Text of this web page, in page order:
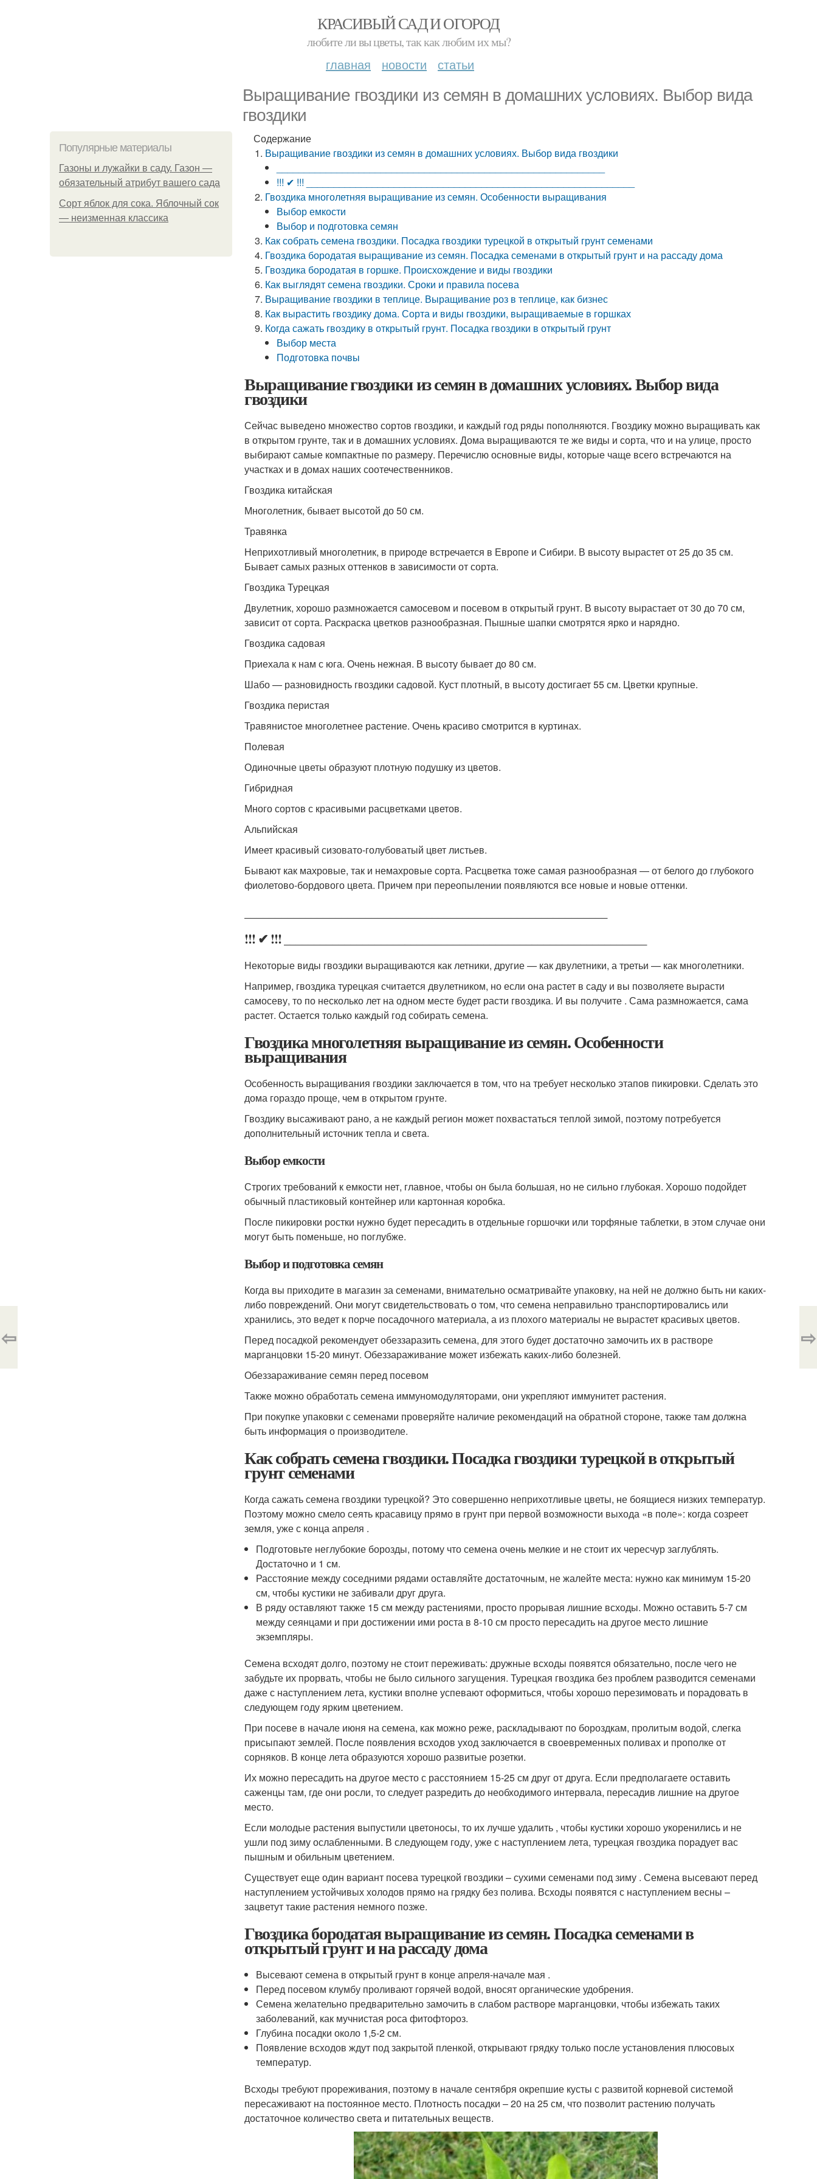
КРАСИВЫЙ САД И ОГОРОД
любите ли вы цветы, так как любим их мы?
главная новости статьи
Выращивание гвоздики из семян в домашних условиях. Выбор вида
гвоздики
Популярные материалы
Газоны и лужайки в саду. Газон —
обязательный атрибут вашего сада
Сорт яблок для сока. Яблочный сок
— неизменная классика
Содержание
Выращивание гвоздики из семян в домашних условиях. Выбор вида гвоздики
!!! ✔ !!! ____________________________________________________________
Гвоздика многолетняя выращивание из семян. Особенности выращивания
Выбор емкости
Выбор и подготовка семян
Как собрать семена гвоздики. Посадка гвоздики турецкой в открытый грунт семенами
Гвоздика бородатая выращивание из семян. Посадка семенами в открытый грунт и на рассаду дома
Гвоздика бородатая в горшке. Происхождение и виды гвоздики
Как выглядят семена гвоздики. Сроки и правила посева
Выращивание гвоздики в теплице. Выращивание роз в теплице, как бизнес
Как вырастить гвоздику дома. Сорта и виды гвоздики, выращиваемые в горшках
Когда сажать гвоздику в открытый грунт. Посадка гвоздики в открытый грунт
Выбор места
Подготовка почвы
Выращивание гвоздики из семян в домашних условиях. Выбор вида
гвоздики
Сейчас выведено множество сортов гвоздики, и каждый год ряды пополняются. Гвоздику можно выращивать как
в открытом грунте, так и в домашних условиях. Дома выращиваются те же виды и сорта, что и на улице, просто
выбирают самые компактные по размеру. Перечислю основные виды, которые чаще всего встречаются на
участках и в домах наших соотечественников.
Гвоздика китайская
Многолетник, бывает высотой до 50 см.
Травянка
Неприхотливый многолетник, в природе встречается в Европе и Сибири. В высоту вырастет от 25 до 35 см.
Бывает самых разных оттенков в зависимости от сорта.
Гвоздика Турецкая
Двулетник, хорошо размножается самосевом и посевом в открытый грунт. В высоту вырастает от 30 до 70 см,
зависит от сорта. Раскраска цветков разнообразная. Пышные шапки смотрятся ярко и нарядно.
Гвоздика садовая
Приехала к нам с юга. Очень нежная. В высоту бывает до 80 см.
Шабо — разновидность гвоздики садовой. Куст плотный, в высоту достигает 55 см. Цветки крупные.
Гвоздика перистая
Травянистое многолетнее растение. Очень красиво смотрится в куртинах.
Полевая
Одиночные цветы образуют плотную подушку из цветов.
Гибридная
Много сортов с красивыми расцветками цветов.
Альпийская
Имеет красивый сизовато-голубоватый цвет листьев.
Бывают как махровые, так и немахровые сорта. Расцветка тоже самая разнообразная — от белого до глубокого
фиолетово-бордового цвета. Причем при переопылении появляются все новые и новые оттенки.
!!! ✔ !!! ____________________________________________________________
Некоторые виды гвоздики выращиваются как летники, другие — как двулетники, а третьи — как многолетники.
Например, гвоздика турецкая считается двулетником, но если она растет в саду и вы позволяете вырасти
самосеву, то по несколько лет на одном месте будет расти гвоздика. И вы получите . Сама размножается, сама
растет. Остается только каждый год собирать семена.
Гвоздика многолетняя выращивание из семян. Особенности
выращивания
Особенность выращивания гвоздики заключается в том, что на требует несколько этапов пикировки. Сделать это
дома гораздо проще, чем в открытом грунте.
Гвоздику высаживают рано, а не каждый регион может похвастаться теплой зимой, поэтому потребуется
дополнительный источник тепла и света.
Выбор емкости
Строгих требований к емкости нет, главное, чтобы он была большая, но не сильно глубокая. Хорошо подойдет
обычный пластиковый контейнер или картонная коробка.
После пикировки ростки нужно будет пересадить в отдельные горшочки или торфяные таблетки, в этом случае они
могут быть поменьше, но поглубже.
Выбор и подготовка семян
Когда вы приходите в магазин за семенами, внимательно осматривайте упаковку, на ней не должно быть ни каких-
либо повреждений. Они могут свидетельствовать о том, что семена неправильно транспортировались или
хранились, это ведет к порче посадочного материала, а из плохого материалы не вырастет красивых цветов.
Перед посадкой рекомендует обеззаразить семена, для этого будет достаточно замочить их в растворе
марганцовки 15-20 минут. Обеззараживание может избежать каких-либо болезней.
Обеззараживание семян перед посевом
Также можно обработать семена иммуномодуляторами, они укрепляют иммунитет растения.
При покупке упаковки с семенами проверяйте наличие рекомендаций на обратной стороне, также там должна
быть информация о производителе.
Как собрать семена гвоздики. Посадка гвоздики турецкой в открытый
грунт семенами
Когда сажать семена гвоздики турецкой? Это совершенно неприхотливые цветы, не боящиеся низких температур.
Поэтому можно смело сеять красавицу прямо в грунт при первой возможности выхода «в поле»: когда созреет
земля, уже с конца апреля .
Подготовьте неглубокие борозды, потому что семена очень мелкие и не стоит их чересчур заглублять.
Достаточно и 1 см.
Расстояние между соседними рядами оставляйте достаточным, не жалейте места: нужно как минимум 15-20
см, чтобы кустики не забивали друг друга.
В ряду оставляют также 15 см между растениями, просто прорывая лишние всходы. Можно оставить 5-7 см
между сеянцами и при достижении ими роста в 8-10 см просто пересадить на другое место лишние
экземпляры.
Семена всходят долго, поэтому не стоит переживать: дружные всходы появятся обязательно, после чего не
забудьте их прорвать, чтобы не было сильного загущения. Турецкая гвоздика без проблем разводится семенами
даже с наступлением лета, кустики вполне успевают оформиться, чтобы хорошо перезимовать и порадовать в
следующем году ярким цветением.
При посеве в начале июня на семена, как можно реже, раскладывают по бороздкам, пролитым водой, слегка
присыпают землей. После появления всходов уход заключается в своевременных поливах и прополке от
сорняков. В конце лета образуются хорошо развитые розетки.
Их можно пересадить на другое место с расстоянием 15-25 см друг от друга. Если предполагаете оставить
саженцы там, где они росли, то следует разредить до необходимого интервала, пересадив лишние на другое
место.
Если молодые растения выпустили цветоносы, то их лучше удалить , чтобы кустики хорошо укоренились и не
ушли под зиму ослабленными. В следующем году, уже с наступлением лета, турецкая гвоздика порадует вас
пышным и обильным цветением.
Существует еще один вариант посева турецкой гвоздики – сухими семенами под зиму . Семена высевают перед
наступлением устойчивых холодов прямо на грядку без полива. Всходы появятся с наступлением весны –
зацветут такие растения немного позже.
Гвоздика бородатая выращивание из семян. Посадка семенами в
открытый грунт и на рассаду дома
Высевают семена в открытый грунт в конце апреля-начале мая .
Перед посевом клумбу проливают горячей водой, вносят органические удобрения.
Семена желательно предварительно замочить в слабом растворе марганцовки, чтобы избежать таких
заболеваний, как мучнистая роса фитофтороз.
Глубина посадки около 1,5-2 см.
Появление всходов ждут под закрытой пленкой, открывают грядку только после установления плюсовых
температур.
Всходы требуют прореживания, поэтому в начале сентября окрепшие кусты с развитой корневой системой
пересаживают на постоянное место. Плотность посадки – 20 на 25 см, что позволит растению получать
достаточное количество света и питательных веществ.
⇦ ⇨